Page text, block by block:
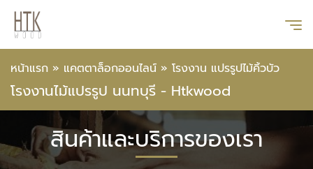
หน้าแรก » แคตตาล็อกออนไลน์ » โรงงาน แปรรูปไม้คิ้วบัว
โรงงานไม้แปรรูป นนทบุรี - Htkwood
สินค้าและบริการของเรา